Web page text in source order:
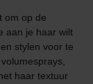
om op de
aan je haar wilt
stylen voor te
haar textuur